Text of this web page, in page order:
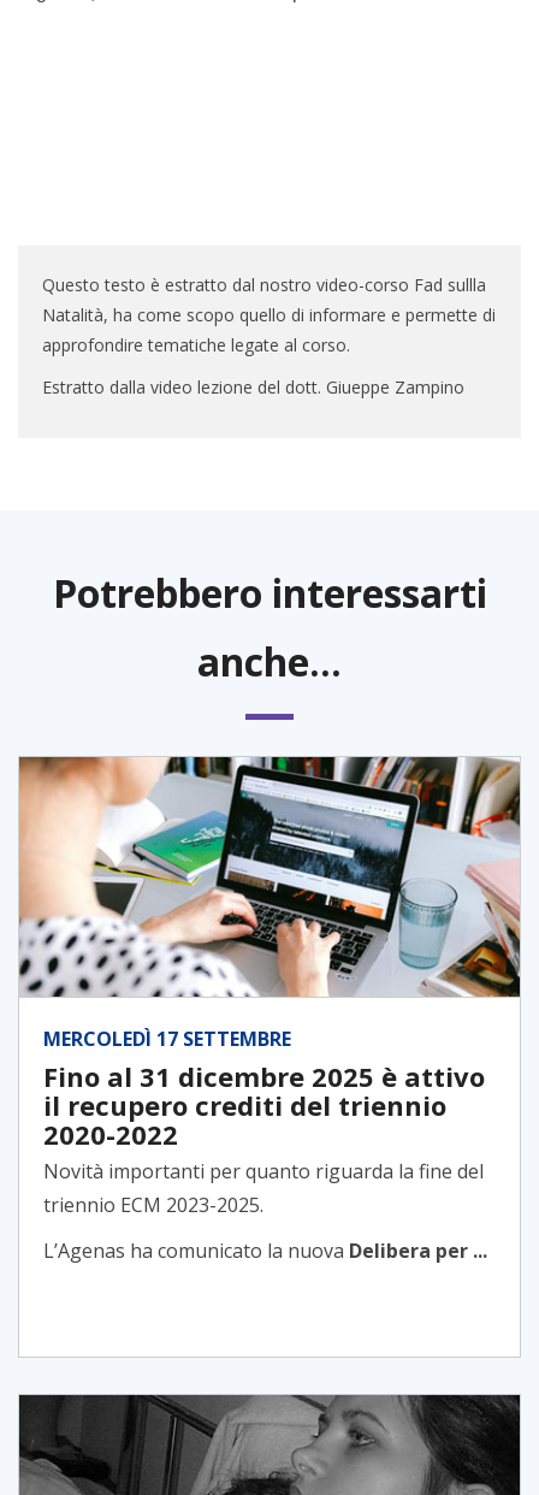
Questo testo è estratto dal nostro video-corso Fad sullla
Natalità, ha come scopo quello di informare e permette di
approfondire tematiche legate al corso.
Estratto dalla video lezione del dott. Giueppe Zampino
Potrebbero interessarti
anche...
MERCOLEDÌ 17 SETTEMBRE
Fino al 31 dicembre 2025 è attivo
il recupero crediti del triennio
2020-2022
Novità importanti per quanto riguarda la fine del
triennio ECM 2023-2025.
L’Agenas ha comunicato la nuova Delibera per ...